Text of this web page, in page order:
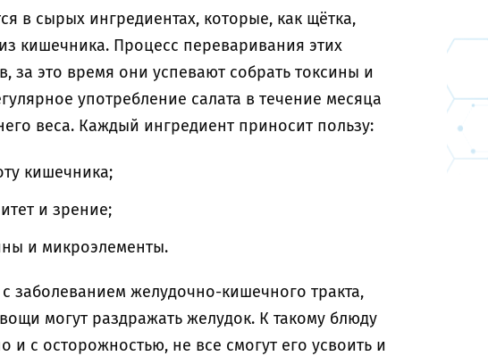
в сырых ингредиентах, которые, как щётка,
кишечника. Процесс переваривания этих
за это время они успевают собрать токсины и
употребление салата в течение месяца
веса. Каждый ингредиент приносит пользу:
кишечника;
и зрение;
и микроэлементы.
заболеванием желудочно-кишечного тракта,
могут раздражать желудок. К такому блюду
и с осторожностью, не все смогут его усвоить и